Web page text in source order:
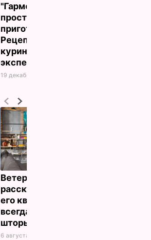
"Гармония вкуса и
простоты
приготовления".
Рецепт салата с
куриным филе от
эксперта
19 декабря, 23.57
Ветеран Роменский
рассказал, почему в
его квартире теперь
всегда закрыты
шторы
6 августа, 14.25